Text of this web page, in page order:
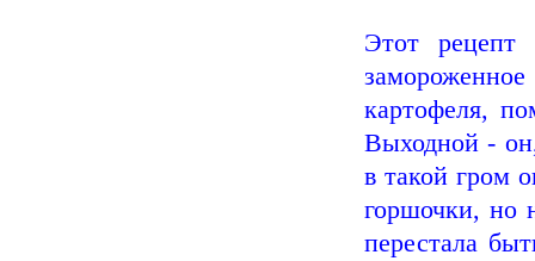
Этот
картофеля,
Выходной -
в такой гром
горшочки, но
перестала